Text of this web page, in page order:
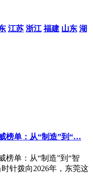
江苏 浙江 福建 山东 湖
榜单：从“制造”到“…
榜单：从“制造”到“智
针拨向2026年，东莞这